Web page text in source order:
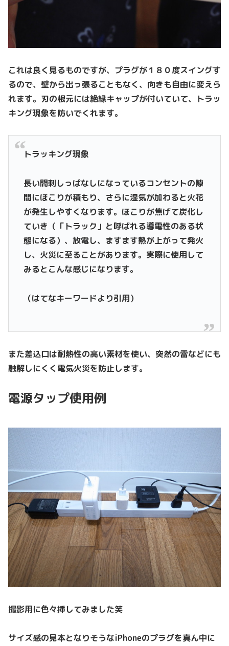
これは良く見るものですが、プラグが１８０度スイングす
るので、壁から出っ張ることもなく、向きも自由に変えら
れます。刃の根元には絶縁キャップが付いていて、トラッ
キング現象を防いでくれます。
トラッキング現象
長い間刺しっぱなしになっているコンセントの隙
間にほこりが積もり、さらに湿気が加わると火花
が発生しやすくなります。ほこりが焦げて炭化し
ていき（「トラック」と呼ばれる導電性のある状
態になる）、放電し、ますます熱が上がって発火
し、火災に至ることがあります。実際に使用して
みるとこんな感じになります。
（はてなキーワードより引用）
また差込口は耐熱性の高い素材を使い、突然の雷などにも
融解しにくく電気火災を防止します。
電源タップ使用例
撮影用に色々挿してみました笑
サイズ感の見本となりそうなiPhoneのプラグを真ん中に